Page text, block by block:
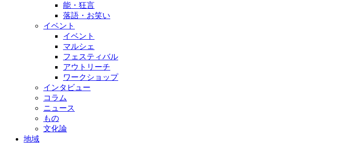
能・狂言
落語・お笑い
イベント
イベント
マルシェ
フェスティバル
アウトリーチ
ワークショップ
インタビュー
コラム
ニュース
もの
文化論
地域